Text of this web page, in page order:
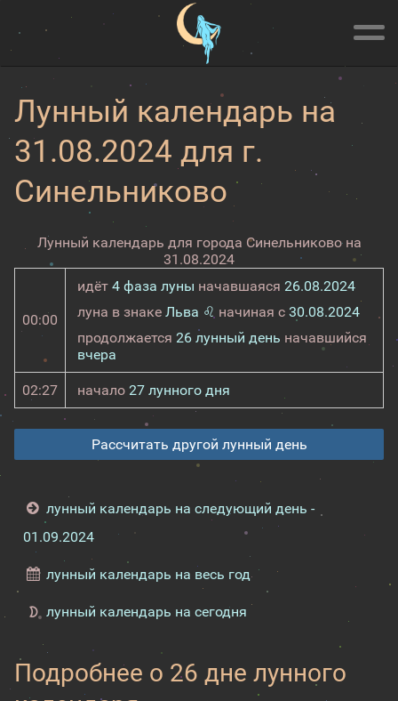
Лунный календарь на
31.08.2024 для г.
Синельниково
Лунный календарь для города Синельниково на
31.08.2024
00:00
идёт 4 фаза луны начавшаяся 26.08.2024
луна в знаке Льва ♌ начиная с 30.08.2024
продолжается 26 лунный день начавшийся
вчера
02:27 начало 27 лунного дня
Рассчитать другой лунный день
лунный календарь на следующий день -
01.09.2024
лунный календарь на весь год
лунный календарь на сегодня
Подробнее о 26 дне лунного